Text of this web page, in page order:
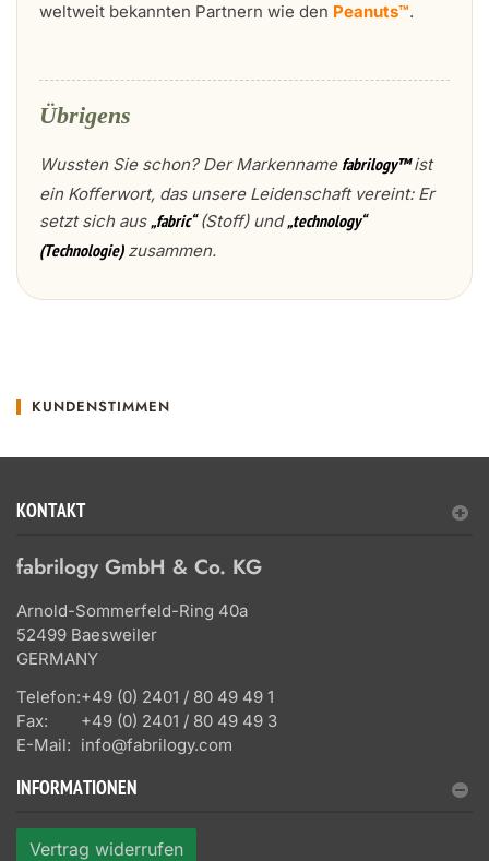
weltweit bekannten Partnern wie den Peanuts™.
Übrigens
Wussten Sie schon? Der Markenname fabrilogy™ist
ein Kofferwort, das unsere Leidenschaft vereint: Er
setzt sich aus„fabric“(Stoff) und„technology“
(Technologie)zusammen.
KUNDENSTIMMEN
KONTAKT
fabrilogy GmbH & Co. KG
Arnold-Sommerfeld-Ring 40a
52499 Baesweiler
GERMANY
Telefon:+49 (0) 2401 / 80 49 49 1
Fax:
+49 (0) 2401 / 80 49 49 3
E-Mail: info@fabrilogy.com
INFORMATIONEN
Vertrag widerrufen